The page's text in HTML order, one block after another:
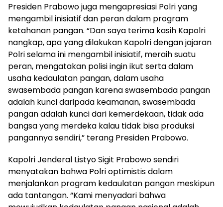
Presiden Prabowo juga mengapresiasi Polri yang
mengambil inisiatif dan peran dalam program
ketahanan pangan. “Dan saya terima kasih Kapolri
nangkap, apa yang dilakukan Kapolri dengan jajaran
Polri selama ini mengambil inisiatif, meraih suatu
peran, mengatakan polisi ingin ikut serta dalam
usaha kedaulatan pangan, dalam usaha
swasembada pangan karena swasembada pangan
adalah kunci daripada keamanan, swasembada
pangan adalah kunci dari kemerdekaan, tidak ada
bangsa yang merdeka kalau tidak bisa produksi
pangannya sendiri,” terang Presiden Prabowo.
Kapolri Jenderal Listyo Sigit Prabowo sendiri
menyatakan bahwa Polri optimistis dalam
menjalankan program kedaulatan pangan meskipun
ada tantangan. “Kami menyadari bahwa